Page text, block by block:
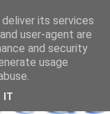
its services
user-agent are
and security
usage
IT